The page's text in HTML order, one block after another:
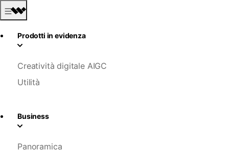
Prodotti in evidenza
Creatività digitale AIGC
Utilità
Business
Panoramica